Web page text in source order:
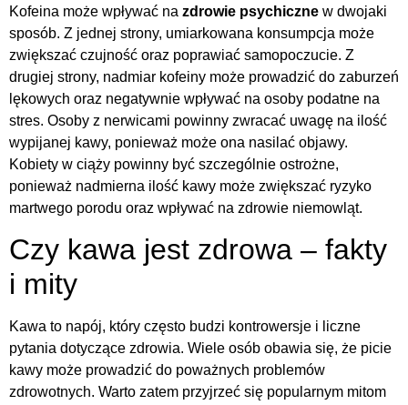
Kofeina może wpływać na zdrowie psychiczne w dwojaki
sposób. Z jednej strony, umiarkowana konsumpcja może
zwiększać czujność oraz poprawiać samopoczucie. Z
drugiej strony, nadmiar kofeiny może prowadzić do zaburzeń
lękowych oraz negatywnie wpływać na osoby podatne na
stres. Osoby z nerwicami powinny zwracać uwagę na ilość
wypijanej kawy, ponieważ może ona nasilać objawy.
Kobiety w ciąży powinny być szczególnie ostrożne,
ponieważ nadmierna ilość kawy może zwiększać ryzyko
martwego porodu oraz wpływać na zdrowie niemowląt.
Czy kawa jest zdrowa – fakty
i mity
Kawa to napój, który często budzi kontrowersje i liczne
pytania dotyczące zdrowia. Wiele osób obawia się, że picie
kawy może prowadzić do poważnych problemów
zdrowotnych. Warto zatem przyjrzeć się popularnym mitom